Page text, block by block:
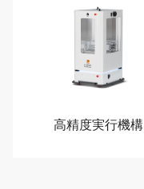
高精度実行機構